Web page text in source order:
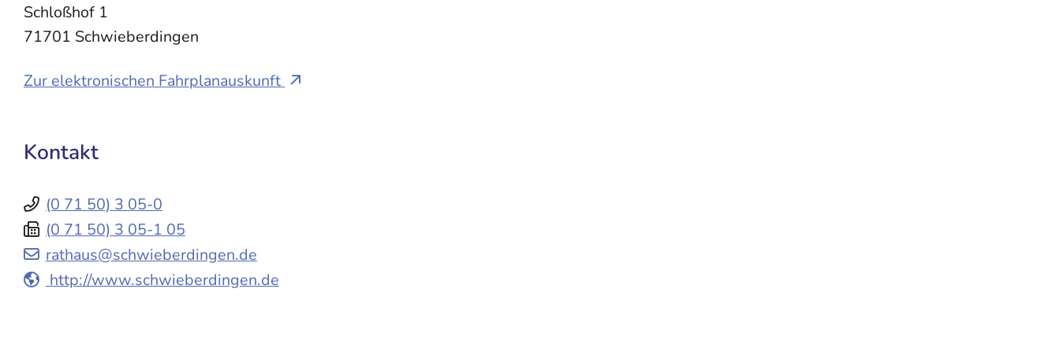
Schloßhof 1
71701 Schwieberdingen
Zur elektronischen Fahrplanauskunft
Kontakt
(07150) 305-0
(07150) 305-105
rathaus@schwieberdingen.de
http://www.schwieberdingen.de